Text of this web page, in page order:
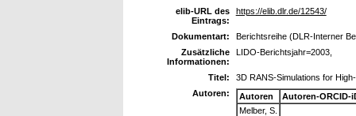
elib-URL des
Eintrags:
https://elib.dlr.de/12543/
Dokumentart:
Berichtsreihe (DLR-Interner
Zusätzliche
Informationen:
LIDO-Berichtsjahr=2003,
Titel:
3D RANS-Simulations for
Autoren:
Autoren
Autoren-ORCID-
Melber, S.